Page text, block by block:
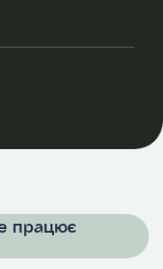
працює